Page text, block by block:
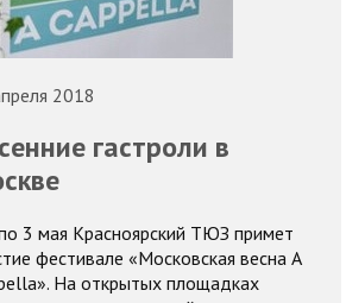
2018
гастроли в
3 мая Красноярский ТЮЗ примет
фестивале «Московская весна A
На открытых площадках